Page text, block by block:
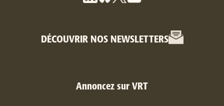
DÉCOUVRIR NOS NEWSLETTERS
Annoncez sur VRT